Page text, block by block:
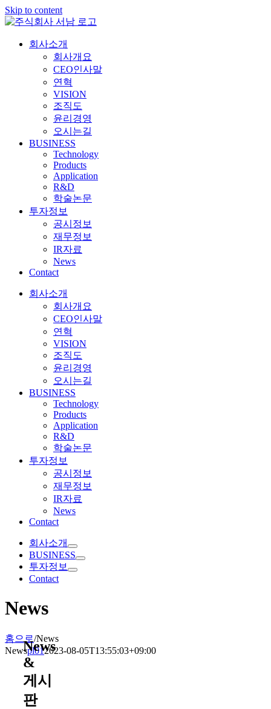
Skip to content
회사소개
회사개요
CEO인사말
연혁
VISION
조직도
윤리경영
오시는길
BUSINESS
Technology
Products
Application
R&D
학술논문
투자정보
공시정보
재무정보
IR자료
News
Contact
회사소개
회사개요
CEO인사말
연혁
VISION
조직도
윤리경영
오시는길
BUSINESS
Technology
Products
Application
R&D
학술논문
투자정보
공시정보
재무정보
IR자료
News
Contact
회사소개
BUSINESS
투자정보
Contact
News
홈으로/News
Newspl012023-08-05T13:55:03+09:00
News
&
게시
판